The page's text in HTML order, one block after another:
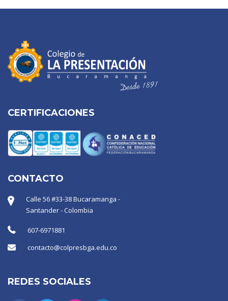
CERTIFICACIONES
CONTACTO
Calle 56 #33-38 Bucaramanga -
Santander - Colombia
607-6971881
contacto@colpresbga.edu.co
REDES SOCIALES